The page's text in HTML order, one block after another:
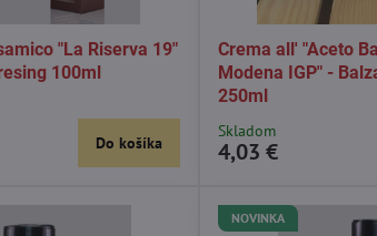
"La Riserva 19"
100ml
Do košíka
Crema all' "Aceto
Modena IGP" -
250ml
Skladom
4,03 €
NOVINKA